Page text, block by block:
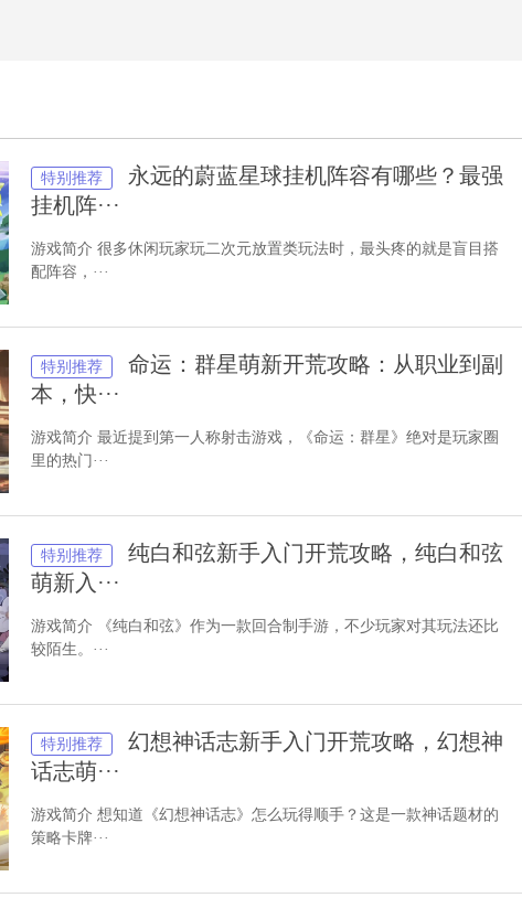
-----
略。
特别推荐
永远的蔚蓝星球挂机阵容有哪些？最强
挂机阵···
游戏简介 很多休闲玩家玩二次元放置类玩法时，最头疼的就是盲目搭
配阵容，···
特别推荐
命运：群星萌新开荒攻略：从职业到副
本，快···
游戏简介 最近提到第一人称射击游戏，《命运：群星》绝对是玩家圈
里的热门···
特别推荐
纯白和弦新手入门开荒攻略，纯白和弦
萌新入···
游戏简介 《纯白和弦》作为一款回合制手游，不少玩家对其玩法还比
较陌生。···
特别推荐
幻想神话志新手入门开荒攻略，幻想神
话志萌···
游戏简介 想知道《幻想神话志》怎么玩得顺手？这是一款神话题材的
策略卡牌···